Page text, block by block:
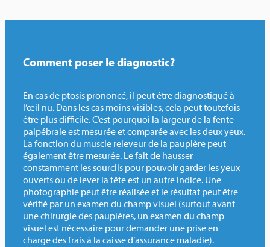
Comment poser le diagnostic?
En cas de ptosis prononcé, il peut être diagnostiqué à
l’œil nu. Dans les cas moins visibles, cela peut toutefois
être plus difficile. C’est pourquoi la largeur de la fente
palpébrale est mesurée et comparée avec les deux yeux.
La fonction du muscle releveur de la paupière peut
également être mesurée. Le fait de hausser
constamment les sourcils pour pouvoir garder les yeux
ouverts ou de lever la tête est un autre indice. Une
photographie peut être réalisée et le résultat peut être
vérifié par un examen du champ visuel (surtout avant
une chirurgie des paupières, un examen du champ
visuel est nécessaire pour demander une prise en
charge des frais à la caisse d’assurance maladie).